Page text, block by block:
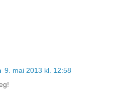
9. mai 2013 kl. 12:58